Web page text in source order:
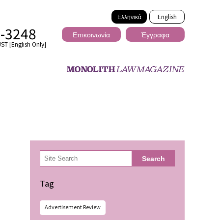
Ελληνικά English
3248
[English Only]
Επικοινωνία Έγγραφα
検
索 Search
Tag
Advertisement Review